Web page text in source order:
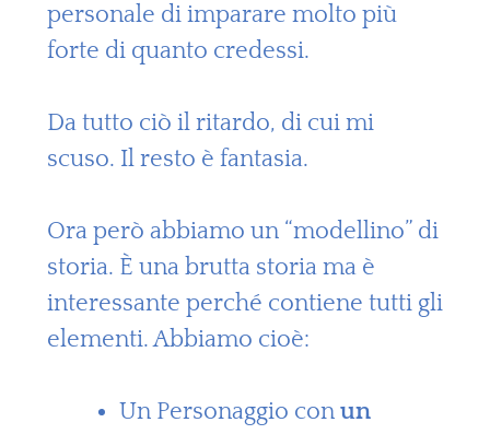
personale di imparare molto più
forte di quanto credessi.
Da tutto ciò il ritardo, di cui mi
scuso. Il resto è fantasia.
Ora però abbiamo un “modellino” di
storia. È una brutta storia ma è
interessante perché contiene tutti gli
elementi. Abbiamo cioè:
Un Personaggio con un